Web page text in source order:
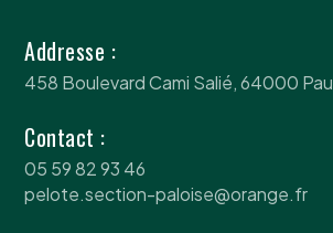
Addresse :
458 Boulevard Cami Salié, 64000 Pau
Contact :
05 59 82 93 46
pelote.section-paloise@orange.fr